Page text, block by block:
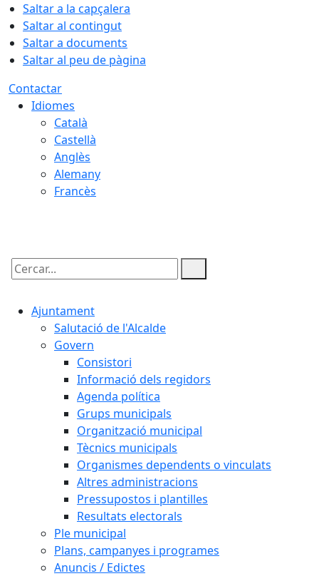
Saltar a la capçalera
Saltar al contingut
Saltar a documents
Saltar al peu de pàgina
Contactar
Idiomes
Català
Castellà
Anglès
Alemany
Francès
Cercar:
Ajuntament
Salutació de l'Alcalde
Govern
Consistori
Informació dels regidors
Agenda política
Grups municipals
Organització municipal
Tècnics municipals
Organismes dependents o vinculats
Altres administracions
Pressupostos i plantilles
Resultats electorals
Ple municipal
Plans, campanyes i programes
Anuncis / Edictes